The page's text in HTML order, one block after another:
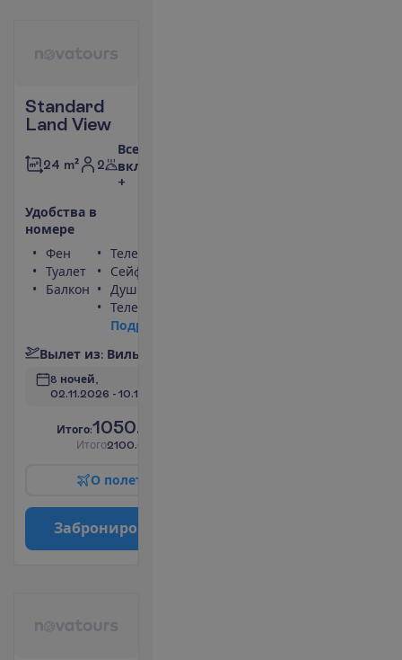
Standard
Land View
24 m² 2
Все
включено
+
Удобства в
номере
Фен
Туалет
Балкон
Телефон
Сейф
Душ
Телевизор
Подр
Вылет из: Виль
8 ночей,
02.11.2026 - 10.11.2026
Итого:1050.00
Итого2100.00
О полет
Заброниро